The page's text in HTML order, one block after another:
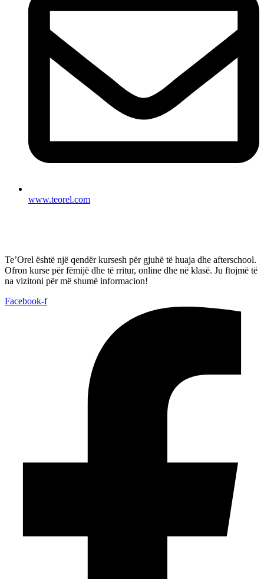
www.teorel.com
Te’Orel është një qendër kursesh për gjuhë të huaja dhe afterschool.
Ofron kurse për fëmijë dhe të rritur, online dhe në klasë. Ju ftojmë të
na vizitoni për më shumë informacion!
Facebook-f